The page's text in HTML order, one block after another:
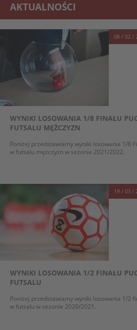
AKTUALNOŚCI
08 / 02 /
WYNIKI LOSOWANIA 1/8 FINAŁU
FUTSALU MĘŻCZYZN
Poniżej przedstawiamy wyniki losowania 1/8
w futsalu mężczyzn w sezonie 2021/2022.
19 / 03 /
WYNIKI LOSOWANIA 1/2 FINAŁU
FUTSALU
Poniżej przedstawiamy wyniki losowania 1/2
w futsalu w sezonie 2020/2021.